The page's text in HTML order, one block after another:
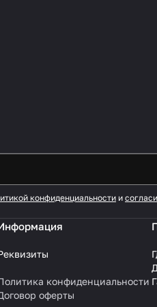
конфиденциальности и
конфиденциальности
оферты